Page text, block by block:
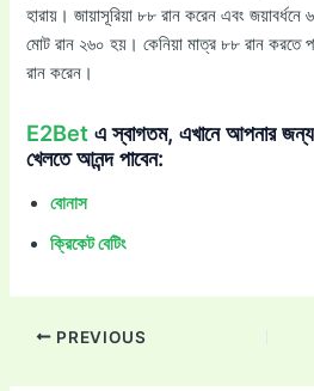
হারায়। জায়াসূরিয়া ৮৮ রান করেন এবং
মোট রান ২৬০ হয়। কেনিয়া মাত্র ৮৮ রান করতে
রান করেন।
E2Bet এ স্বাগতম, এখানে আপনার জন্য
খেলতে আনন্দ পাবেন:
বোনাস
ক্রিকেট বেটিং
PREVIOUS